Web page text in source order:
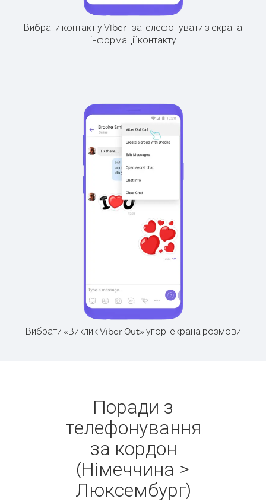
Вибрати контакт у Viber і зателефонувати з екрана
інформації контакту
Вибрати «Виклик Viber Out» угорі екрана розмови
Поради з
телефонування
за кордон
(Німеччина >
Люксембург)